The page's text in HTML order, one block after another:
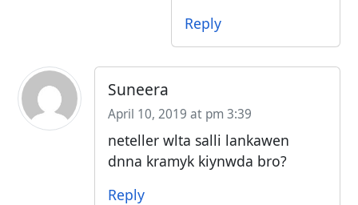
Reply
Suneera
April 10, 2019 at pm 3:39
neteller wlta salli lankawen
dnna kramyk kiynwda bro?
Reply